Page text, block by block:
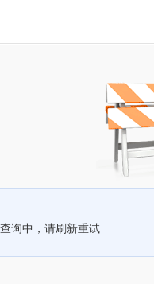
询中，请刷新重试